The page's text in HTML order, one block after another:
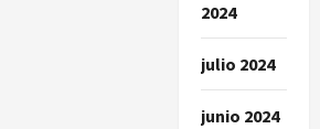
2024
julio 2024
junio 2024